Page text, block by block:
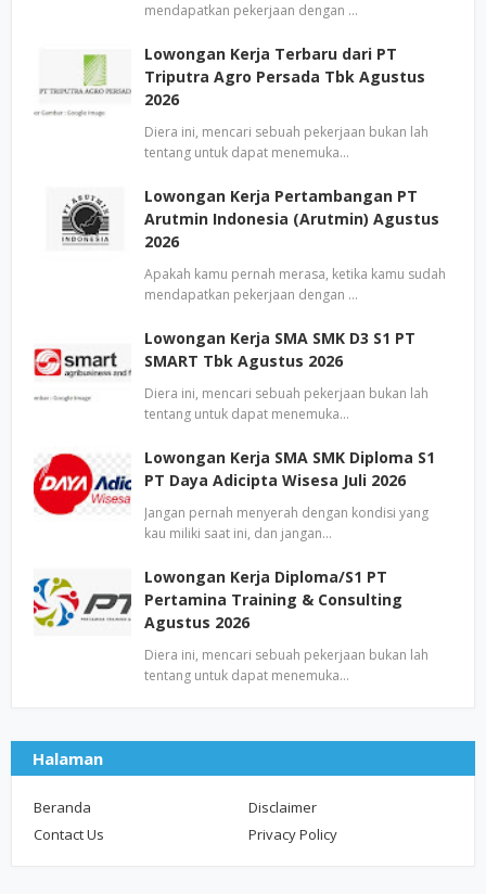
mendapatkan pekerjaan dengan …
Lowongan Kerja Terbaru dari PT
Triputra Agro Persada Tbk Agustus
2026
Diera ini, mencari sebuah pekerjaan bukan lah
tentang untuk dapat menemuka…
Lowongan Kerja Pertambangan PT
Arutmin Indonesia (Arutmin) Agustus
2026
Apakah kamu pernah merasa, ketika kamu sudah
mendapatkan pekerjaan dengan …
Lowongan Kerja SMA SMK D3 S1 PT
SMART Tbk Agustus 2026
Diera ini, mencari sebuah pekerjaan bukan lah
tentang untuk dapat menemuka…
Lowongan Kerja SMA SMK Diploma S1
PT Daya Adicipta Wisesa Juli 2026
Jangan pernah menyerah dengan kondisi yang
kau miliki saat ini, dan jangan…
Lowongan Kerja Diploma/S1 PT
Pertamina Training & Consulting
Agustus 2026
Diera ini, mencari sebuah pekerjaan bukan lah
tentang untuk dapat menemuka…
Halaman
Beranda
Disclaimer
Contact Us
Privacy Policy